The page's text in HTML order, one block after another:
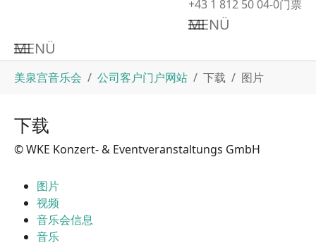
+43 1 812 50 04-0门票
MENÜ
MENÜ
Skip to main content
You are here:
美泉宫音乐会 公司客户门户网站 下载 图片
下载
© WKE Konzert- & Eventveranstaltungs GmbH
图片
视频
音乐会信息
音乐